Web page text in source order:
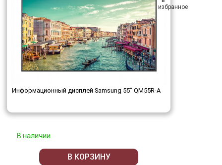
Информационный дисплей Samsung 55" QM55R-A
В наличии
В КОРЗИНУ